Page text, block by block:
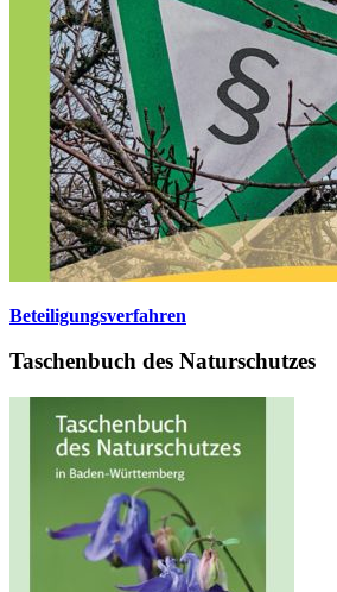
Beteiligungsverfahren
Taschenbuch des Naturschutzes